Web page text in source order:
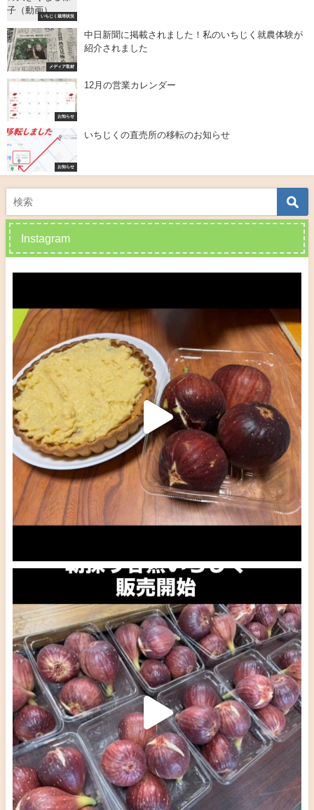
いちじく栽培状況
メディア取材
中日新聞に掲載されました！私のいちじく就農体験が
紹介されました
お知らせ
12月の営業カレンダー
お知らせ
いちじくの直売所の移転のお知らせ
Instagram